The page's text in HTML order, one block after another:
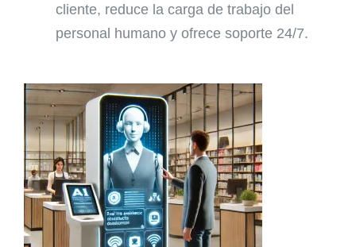
cliente, reduce la carga de trabajo del
personal humano y ofrece soporte 24/7.